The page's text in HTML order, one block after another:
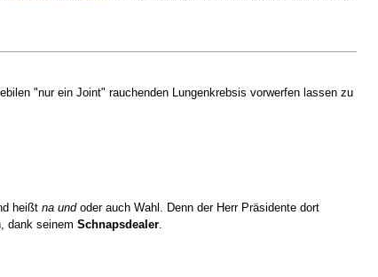
"nur ein Joint" rauchenden Lungenkrebsis vorwerfen lassen zu
heißtna undoder auch Wahl. Denn der Herr Präsidente dort
dank seinemSchnapsdealer